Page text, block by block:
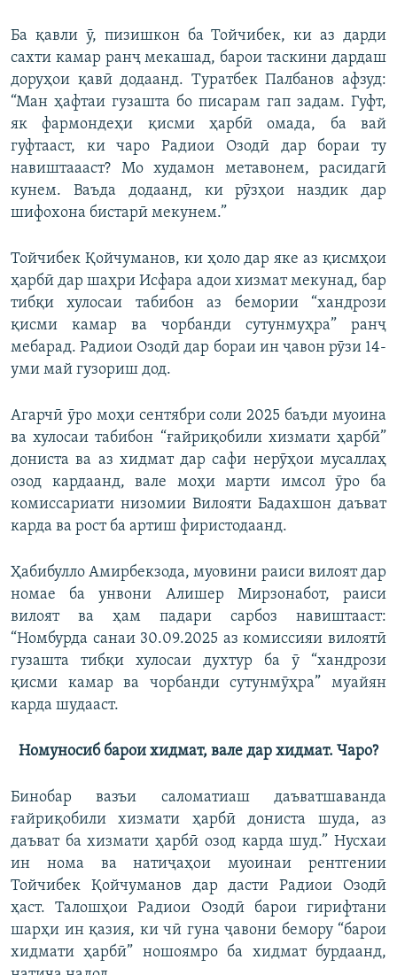
Ба қавли ӯ, пизишкон ба Тойчибек, ки аз дарди
сахти камар ранҷ мекашад, барои таскини дардаш
доруҳои қавӣ додаанд. Туратбек Палбанов афзуд:
“Ман ҳафтаи гузашта бо писарам гап задам. Гуфт,
як фармондеҳи қисми ҳарбӣ омада, ба вай
гуфтааст, ки чаро Радиои Озодӣ дар бораи ту
навиштаааст? Мо худамон метавонем, расидагӣ
кунем. Ваъда додаанд, ки рӯзҳои наздик дар
шифохона бистарӣ мекунем.”
Тойчибек Қойчуманов, ки ҳоло дар яке аз қисмҳои
ҳарбӣ дар шаҳри Исфара адои хизмат мекунад, бар
тибқи хулосаи табибон аз бемории “хандрози
қисми камар ва чорбанди сутунмуҳра” ранҷ
мебарад. Радиои Озодӣ дар бораи ин ҷавон рӯзи 14-
уми май гузориш дод.
Агарчӣ ӯро моҳи сентябри соли 2025 баъди муоина
ва хулосаи табибон “ғайриқобили хизмати ҳарбӣ”
дониста ва аз хидмат дар сафи нерӯҳои мусаллаҳ
озод кардаанд, вале моҳи марти имсол ӯро ба
комиссариати низомии Вилояти Бадахшон даъват
карда ва рост ба артиш фиристодаанд.
Ҳабибулло Амирбекзода, муовини раиси вилоят дар
номае ба унвони Алишер Мирзонабот, раиси
вилоят ва ҳам падари сарбоз навиштааст:
“Номбурда санаи 30.09.2025 аз комиссияи вилоятӣ
гузашта тибқи хулосаи духтур ба ӯ “хандрози
қисми камар ва чорбанди сутунмӯҳра” муайян
карда шудааст.
Номуносиб барои хидмат, вале дар хидмат. Чаро?
Бинобар вазъи саломатиаш даъватшаванда
ғайриқобили хизмати ҳарбӣ дониста шуда, аз
даъват ба хизмати ҳарбӣ озод карда шуд.” Нусхаи
ин нома ва натиҷаҳои муоинаи рентгении
Тойчибек Қойчуманов дар дасти Радиои Озодӣ
ҳаст. Талошҳои Радиои Озодӣ барои гирифтани
шарҳи ин қазия, ки чӣ гуна ҷавони бемору “барои
хидмати ҳарбӣ” ношоямро ба хидмат бурдаанд,